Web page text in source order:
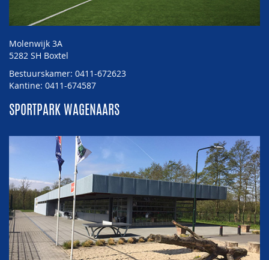
Molenwijk 3A
5282 SH Boxtel
Bestuurskamer: 0411-672623
Kantine: 0411-674587
SPORTPARK WAGENAARS